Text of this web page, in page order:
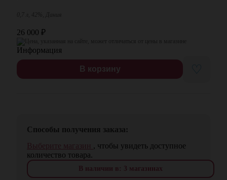
26 000 ₽
В корзину ♡
Способы получения заказа:
Выберите магазин , чтобы увидеть доступное
количество товара.
В наличии в: 3 магазинах